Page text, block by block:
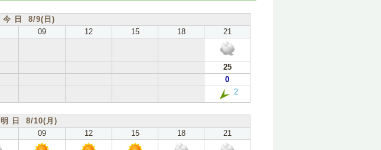
今 日 8/9(日)
09 12 15 18
21
25
0
2
明 日 8/10(月)
09 12 15 18
21